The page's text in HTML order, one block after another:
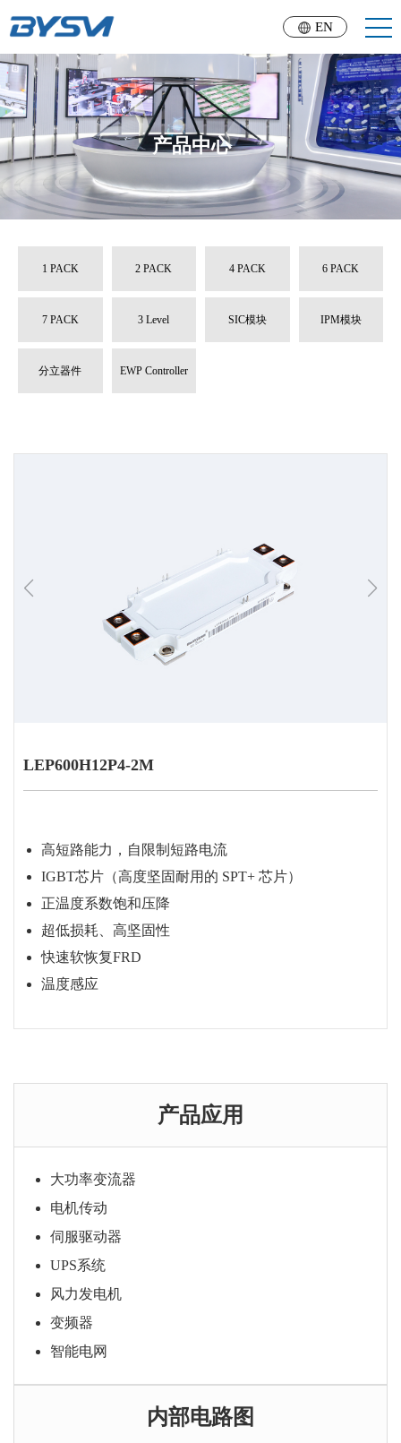
EN
产品中心
1 PACK 2 PACK 4 PACK 6 PACK
7 PACK 3 Level SIC模块 IPM模块
分立器件 EWP Controller
LEP600H12P4-2M
高短路能力，自限制短路电流
IGBT芯片（高度坚固耐用的 SPT+ 芯片）
正温度系数饱和压降
超低损耗、高坚固性
快速软恢复FRD
温度感应
产品应用
大功率变流器
电机传动
伺服驱动器
UPS系统
风力发电机
变频器
智能电网
内部电路图